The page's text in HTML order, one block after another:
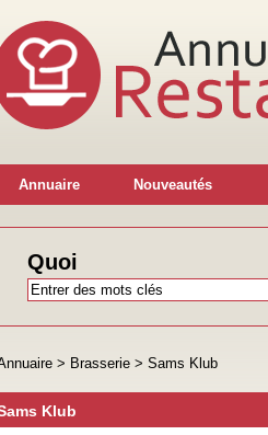
Annuaire Nouveautés
Quoi
> Brasserie > Sams Klub
Klub